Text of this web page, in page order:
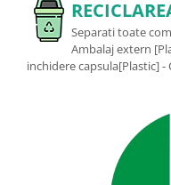
Separati toate
Ambalaj extern
inchidere capsula[Plastic] -